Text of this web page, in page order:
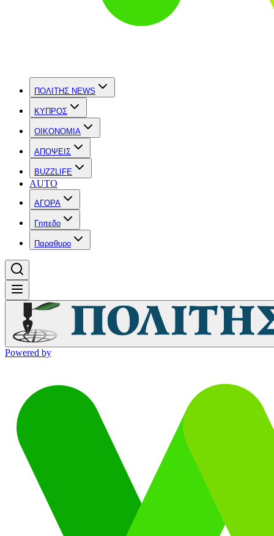
ΠΟΛΙΤΗΣ NEWS
ΚΥΠΡΟΣ
OIKONOMIA
ΑΠΟΨΕΙΣ
BUZZLIFE
AUTO
ΑΓΟΡΑ
Γηπεδο
Παραθυρο
Powered by